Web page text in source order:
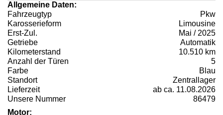
Allgemeine Daten:
Fahrzeugtyp
Pkw
Karosserieform
Limousine
Erst-Zul.
Mai / 2025
Getriebe
Automatik
Kilometerstand
10.510 km
Anzahl der Türen
5
Farbe
Blau
Standort
Zentrallager
Lieferzeit
ab ca. 11.08.2026
Unsere Nummer
86479
Motor: